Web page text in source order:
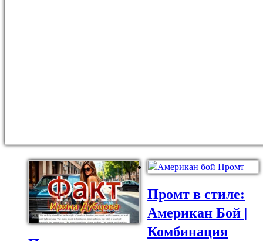
Промт в стиле:
Американ Бой |
Комбинация